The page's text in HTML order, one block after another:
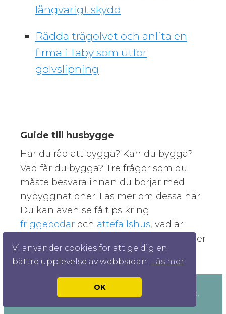
Vi använder cookies för att ge dig en
bättre upplevelse av webbsidan Läs mer
OK
långvarigt skydd
Rädda trägolvet och anlita en
firma i Täby som utför
golvslipning
Guide till husbygge
Har du råd att bygga? Kan du bygga?
Vad får du bygga? Tre frågor som du
måste besvara innan du börjar med
nybyggnationer. Läs mer om dessa här.
Du kan även se få tips kring
friggebodar och attefallshus, vad är
skillnaden mellan dessa och hur bygger
du dem?
© 2026 Bygginstruktioner.com. Alla rättigheter förbehållna.